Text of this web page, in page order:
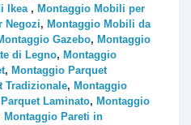
Ikea, Montaggio Mobili per
Negozi, Montaggio Mobili da
Gazebo, Montaggio
di Legno, Montaggio
, Montaggio Parquet
Tradizionale, Montaggio
Laminato, Montaggio
Montaggio Pareti in